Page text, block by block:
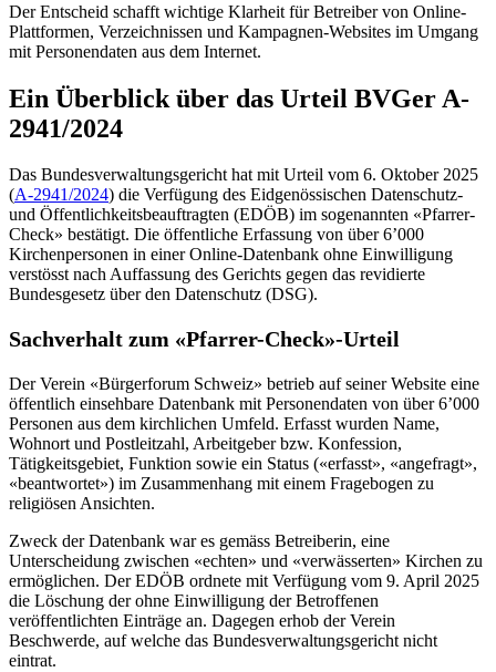
Der Entscheid schafft wichtige Klarheit für Betreiber von Online-
Plattformen, Verzeichnissen und Kampagnen-Websites im Umgang
mit Personendaten aus dem Internet.
Ein Überblick über das Urteil BVGer A-
2941/2024
Das Bundesverwaltungsgericht hat mit Urteil vom 6. Oktober 2025
(A-2941/2024) die Verfügung des Eidgenössischen Datenschutz-
und Öffentlichkeitsbeauftragten (EDÖB) im sogenannten «Pfarrer-
Check» bestätigt. Die öffentliche Erfassung von über 6’000
Kirchenpersonen in einer Online-Datenbank ohne Einwilligung
verstösst nach Auffassung des Gerichts gegen das revidierte
Bundesgesetz über den Datenschutz (DSG).
Sachverhalt zum «Pfarrer-Check»-Urteil
Der Verein «Bürgerforum Schweiz» betrieb auf seiner Website eine
öffentlich einsehbare Datenbank mit Personendaten von über 6’000
Personen aus dem kirchlichen Umfeld. Erfasst wurden Name,
Wohnort und Postleitzahl, Arbeitgeber bzw. Konfession,
Tätigkeitsgebiet, Funktion sowie ein Status («erfasst», «angefragt»,
«beantwortet») im Zusammenhang mit einem Fragebogen zu
religiösen Ansichten.
Zweck der Datenbank war es gemäss Betreiberin, eine
Unterscheidung zwischen «echten» und «verwässerten» Kirchen zu
ermöglichen. Der EDÖB ordnete mit Verfügung vom 9. April 2025
die Löschung der ohne Einwilligung der Betroffenen
veröffentlichten Einträge an. Dagegen erhob der Verein
Beschwerde, auf welche das Bundesverwaltungsgericht nicht
eintrat.